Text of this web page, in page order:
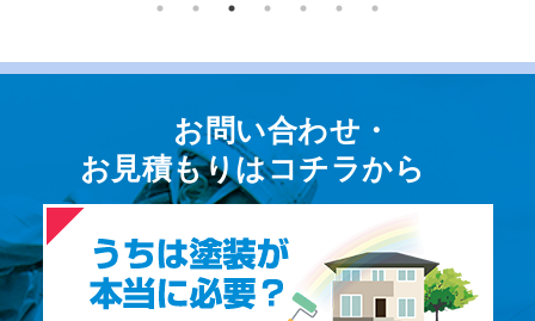
お問い合わせ・
お⾒積もりはコチラから